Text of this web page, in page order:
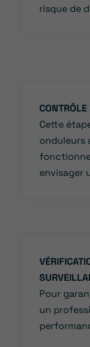
risque de
Cette
onduleurs
envisager
Pour
un